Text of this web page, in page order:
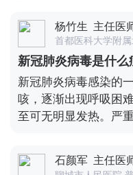
都是可以自我恢复的
能会长一些。最后提
者，对心肺的功能要
复，愈后的休息也是
杨竹生 主任医
首都医科大学附
新冠肺炎病毒是什么
新冠肺炎病毒感染的
咳，逐渐出现呼吸困
至可无明显发热。严
血功能障碍。从目前
后良好，少数患者病
石颜军 主任医